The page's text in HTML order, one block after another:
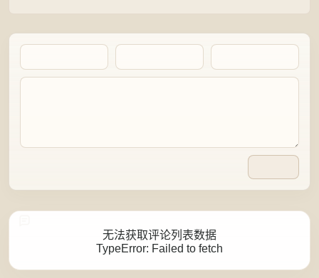
无法获取评论列表数据
TypeError: Failed to fetch